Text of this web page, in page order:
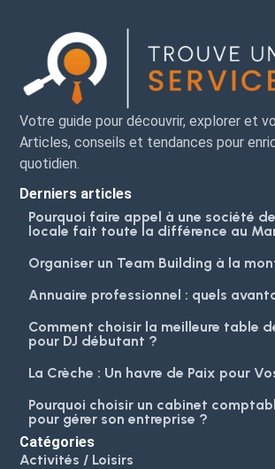
Votre guide pour découvrir, explorer et
Articles, conseils et tendances pour
quotidien.
Derniers articles
Pourquoi faire appel à une société
locale fait toute la différence au
Organiser un Team Building à la
Annuaire professionnel : quels
Comment choisir la meilleure table
pour DJ débutant ?
La Crèche : Un havre de Paix pour
Pourquoi choisir un cabinet
pour gérer son entreprise ?
Catégories
Activités / Loisirs